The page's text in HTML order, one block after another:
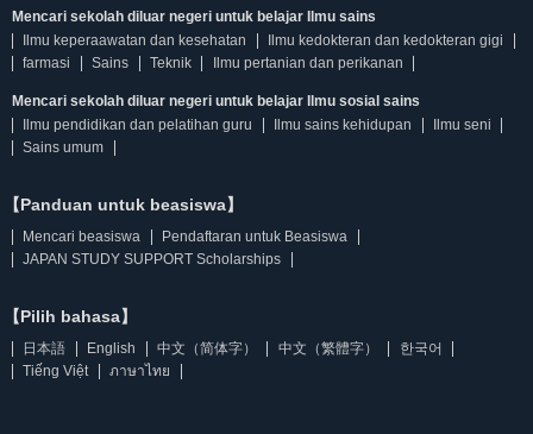
Mencari sekolah diluar negeri untuk belajar Ilmu sains
Ilmu keperaawatan dan kesehatan
Ilmu kedokteran dan kedokteran gigi
farmasi
Sains Teknik Ilmu pertanian dan perikanan
Mencari sekolah diluar negeri untuk belajar Ilmu sosial sains
Ilmu pendidikan dan pelatihan guru
Ilmu sains kehidupan
Ilmu seni
Sains umum
【Panduan untuk beasiswa】
Mencari beasiswa
Pendaftaran untuk Beasiswa
JAPAN STUDY SUPPORT Scholarships
【Pilih bahasa】
日本語 English 中文（简体字） 中文（繁體字）
한국어
Tiếng Việt
ภาษาไทย